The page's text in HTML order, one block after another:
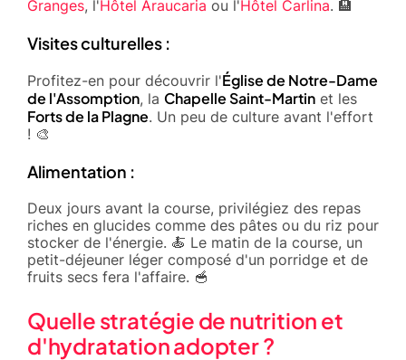
Granges, l'Hôtel Araucaria ou l'Hôtel Carlina. 🏨
Visites culturelles :
Profitez-en pour découvrir l'Église de Notre-Dame
de l'Assomption, la Chapelle Saint-Martin et les
Forts de la Plagne. Un peu de culture avant l'effort
! 🎨
Alimentation :
Deux jours avant la course, privilégiez des repas
riches en glucides comme des pâtes ou du riz pour
stocker de l'énergie. 🍝 Le matin de la course, un
petit-déjeuner léger composé d'un porridge et de
fruits secs fera l'affaire. 🥣
Quelle stratégie de nutrition et
d'hydratation adopter ?